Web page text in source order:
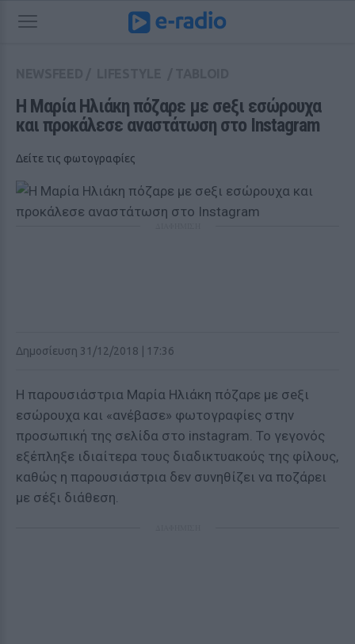
Η Μαρία Ηλιάκη πόζαρε με σeξι εσώρουχα
και προκάλεσε αναστάτωση στο Instagram
Δείτε τις φωτογραφίες
Δημοσίευση 31/12/2018 | 17:36
Η παρουσιάστρια Μαρία Ηλιάκη πόζαρε με σeξι
εσώρουχα και «ανέβασε» φωτογραφίες στην
προσωπική της σελίδα στο instagram. Το γεγονός
εξέπληξε ιδιαίτερα τους διαδικτυακούς της φίλους,
καθώς η παρουσιάστρια δεν συνηθίζει να ποζάρει
με σέξι διάθεση.